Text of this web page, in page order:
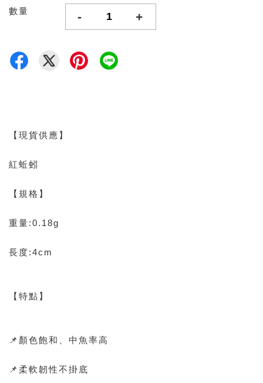
數量 - +
【現貨供應】
紅蚯蚓
【規格】
重量:0.18g
長度:4cm
【特點】
📌顏色飽和、中魚率高
📌柔軟韌性不掛底